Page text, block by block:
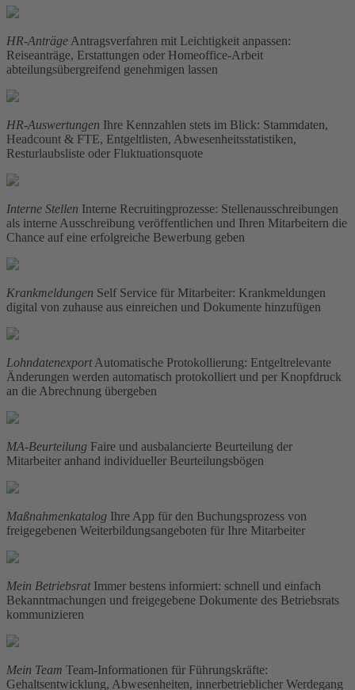
HR-Anträge Antragsverfahren mit Leichtigkeit anpassen:
Reiseanträge, Erstattungen oder Homeoffice-Arbeit
abteilungsübergreifend genehmigen lassen
HR-Auswertungen Ihre Kennzahlen stets im Blick: Stammdaten,
Headcount & FTE, Entgeltlisten, Abwesenheitsstatistiken,
Resturlaubsliste oder Fluktuationsquote
Interne Stellen Interne Recruitingprozesse: Stellenausschreibungen
als interne Ausschreibung veröffentlichen und Ihren Mitarbeitern die
Chance auf eine erfolgreiche Bewerbung geben
Krankmeldungen Self Service für Mitarbeiter: Krankmeldungen
digital von zuhause aus einreichen und Dokumente hinzufügen
LohndatenexportAutomatische Protokollierung: Entgeltrelevante
Änderungen werden automatisch protokolliert und per Knopfdruck
an die Abrechnung übergeben
MA-Beurteilung Faire und ausbalancierte Beurteilung der
Mitarbeiter anhand individueller Beurteilungsbögen
Maßnahmenkatalog Ihre App für den Buchungsprozess von
freigegebenen Weiterbildungsangeboten für Ihre Mitarbeiter
Mein BetriebsratImmer bestens informiert: schnell und einfach
Bekanntmachungen und freigegebene Dokumente des Betriebsrats
kommunizieren
Mein Team Team-Informationen für Führungskräfte:
Gehaltsentwicklung, Abwesenheiten, innerbetrieblicher Werdegang